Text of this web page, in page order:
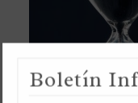
Boletín